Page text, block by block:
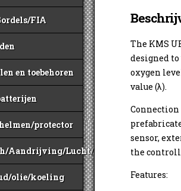
FIA
en toebehoren
protector
Aandrijving/Lucht/Benzine
olie/koeling
The KMS
designed
oxygen
value (λ).
Connection
sensor,
the
Features: